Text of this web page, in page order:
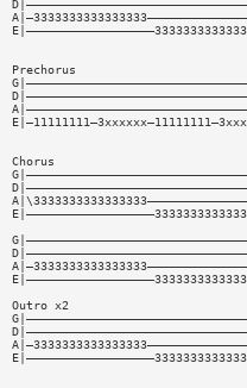
Prechorus
Chorus
Outro x2